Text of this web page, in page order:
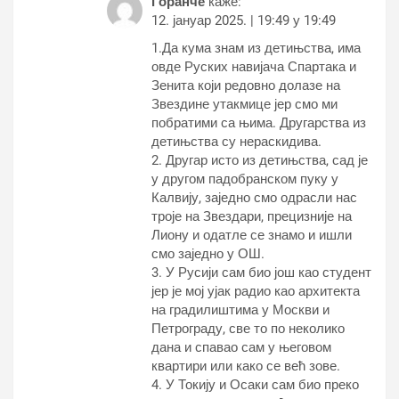
12. јануар 2025. | 19:49 у 19:49
1.Да кума знам из детињства, има
овде Руских навијача Спартака и
Зенита који редовно долазе на
Звездине утакмице јер смо ми
побратими са њима. Другарства из
детињства су нераскидива.
2. Другар исто из детињства, сад је
у другом падобранском пуку у
Калвију, заједно смо одрасли нас
троје на Звездари, прецизније на
Лиону и одатле се знамо и ишли
смо заједно у ОШ.
3. У Русији сам био још као студент
јер је мој ујак радио као архитекта
на градилиштима у Москви и
Петрограду, све то по неколико
дана и спавао сам у његовом
квартири или како се већ зове.
4. У Токију и Осаки сам био преко